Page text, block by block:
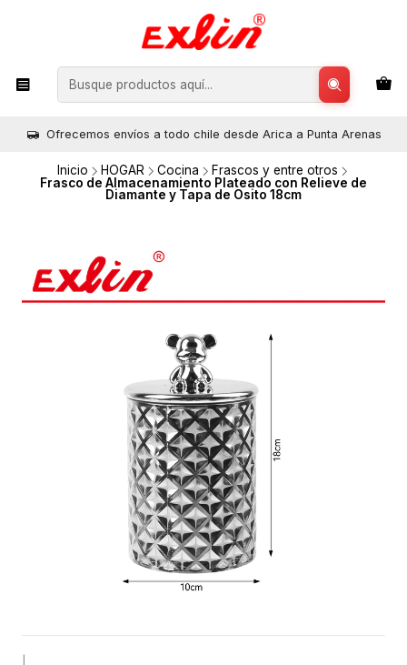
Ofrecemos envíos a todo chile desde Arica a Punta Arenas
Inicio HOGAR Cocina
Frascos y entre otros
Frasco de Almacenamiento Plateado con Relieve de
Diamante y Tapa de Osito 18cm